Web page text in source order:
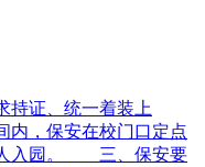
持证、统一着装上
，保安在校门口定点
人入园。 三、保安要